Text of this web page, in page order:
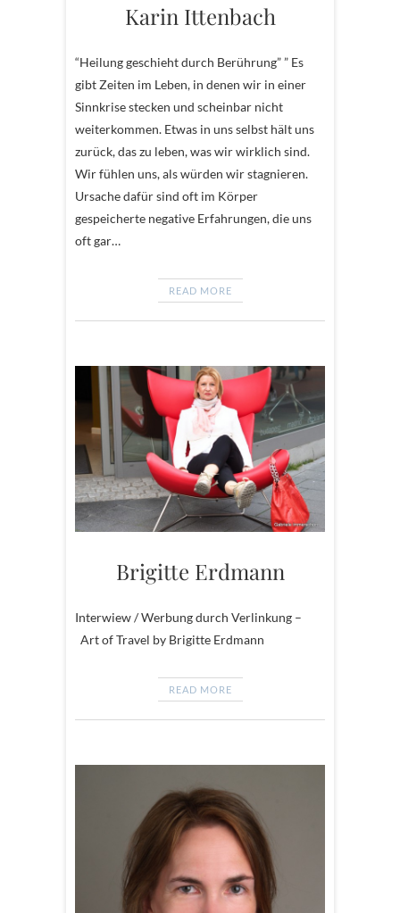
Karin Ittenbach
“Heilung geschieht durch Berührung” ” Es
gibt Zeiten im Leben, in denen wir in einer
Sinnkrise stecken und scheinbar nicht
weiterkommen. Etwas in uns selbst hält uns
zurück, das zu leben, was wir wirklich sind.
Wir fühlen uns, als würden wir stagnieren.
Ursache dafür sind oft im Körper
gespeicherte negative Erfahrungen, die uns
oft gar…
READ MORE
Brigitte Erdmann
Interwiew / Werbung durch Verlinkung –
Art of Travel by Brigitte Erdmann
READ MORE